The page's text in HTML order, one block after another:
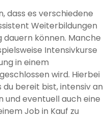
dass es verschiedene
Weiterbildungen
können. Manche
Intensivkurse
in einem
wird. Hierbei
du bereit bist, intensiv an
und eventuell auch eine
Job in Kauf zu